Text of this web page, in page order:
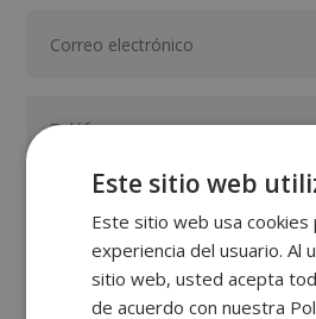
Este sitio web
Este sitio web usa cookies
experiencia del usuario. Al
sitio web, usted acepta
de acuerdo con nuestra